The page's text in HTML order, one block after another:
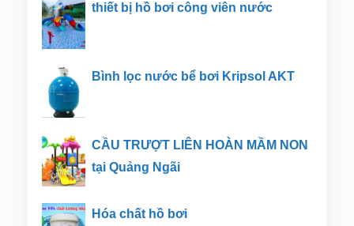
thiết bị hồ bơi công viên nước
Bình lọc nước bể bơi Kripsol AKT
CẦU TRƯỢT LIÊN HOÀN MẦM NON
tại Quảng Ngãi
Hóa chất hồ bơi